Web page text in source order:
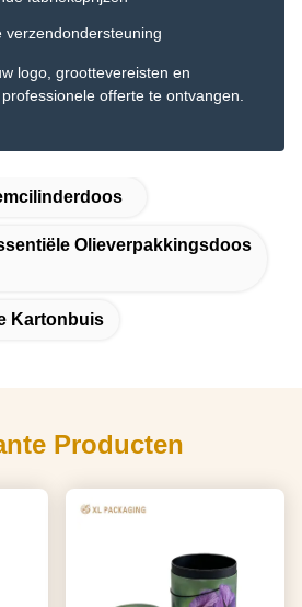
verzendondersteuning
logo, groottevereisten en
offerte te ontvangen.
Olieverpakkingsdoos
Kartonbuis
Producten